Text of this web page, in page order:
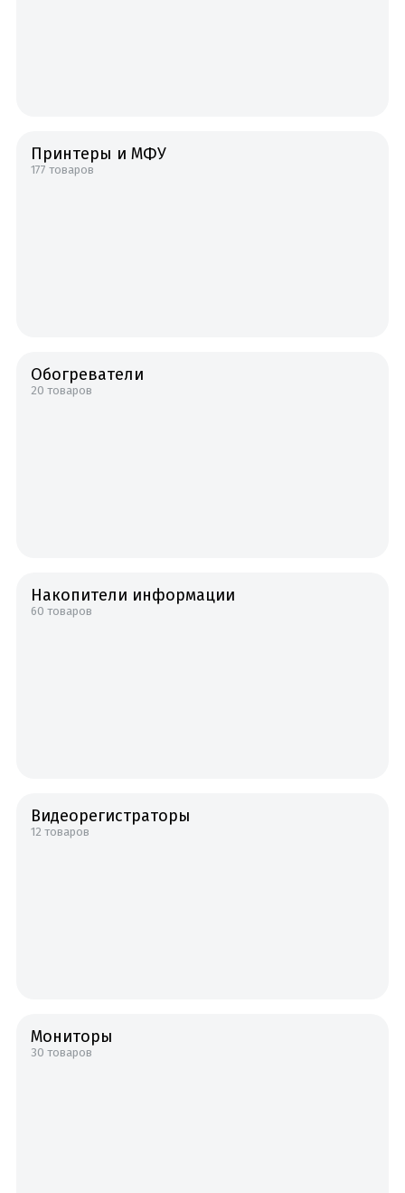
Принтеры и МФУ
177 товаров
Обогреватели
20 товаров
Накопители информации
60 товаров
Видеорегистраторы
12 товаров
Мониторы
30 товаров